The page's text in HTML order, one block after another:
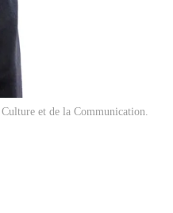
et de la Communication.